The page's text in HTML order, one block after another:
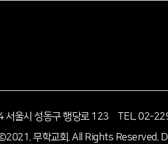
서울시 성동구 행당로 123 TEL. 02-
무학교회. All Rights Reserved.